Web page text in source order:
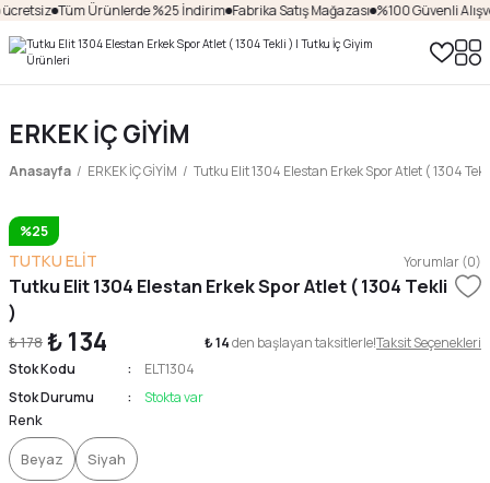
Tüm Ürünlerde %25 İndirim Fabrika Satış Mağazası %100 Güvenli
ERKEK İÇ GİYİM
Anasayfa ERKEK İÇ GİYİM Tutku Elit 1304 Elestan Erkek Spor Atlet ( 1304
%25
TUTKU ELİT Yorumlar (0)
Tutku Elit 1304 Elestan Erkek Spor Atlet ( 1304 Tekli
)
₺ 178 ₺ 134 ₺ 14den başlayan taksitlerle!Taksit Seçenekleri
Stok Kodu
ELT1304
Stok Durumu
Stokta var
Renk
Beyaz
Siyah